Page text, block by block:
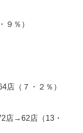
％）
（７・２％）
店→62店（13・